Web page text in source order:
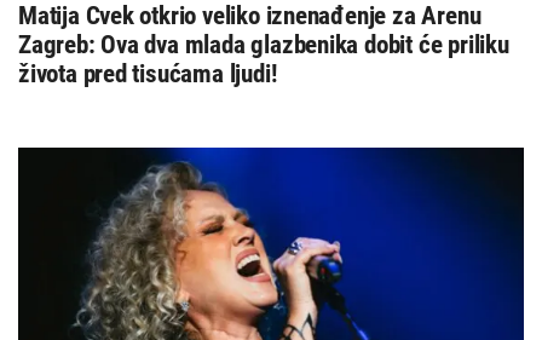
Matija Cvek otkrio veliko iznenađenje za Arenu
Zagreb: Ova dva mlada glazbenika dobit će priliku
života pred tisućama ljudi!